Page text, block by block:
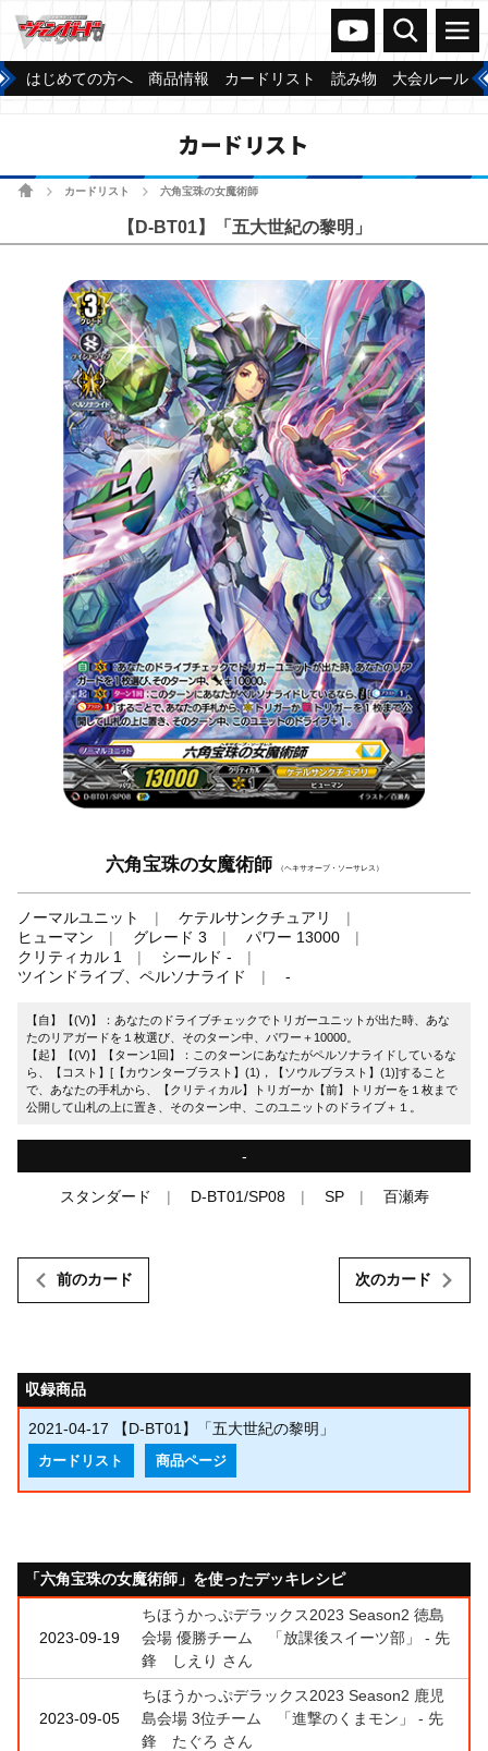
ヴァンガードch
検索 メニュー
はじめての方へ 商品情報 カードリスト 読み物 大会ルール
カードリスト
ホームカードリスト 六角宝珠の女魔術師
【D-BT01】「五大世紀の黎明」
六角宝珠の女魔術師 （ヘキサオーブ・ソーサレス）
ノーマルユニット
ケテルサンクチュアリ
ヒューマン
グレード 3
パワー 13000
クリティカル 1
シールド -
ツインドライブ、ペルソナライド
-
【自】【(V)】：あなたのドライブチェックでトリガーユニットが出た時、あな
たのリアガードを１枚選び、そのターン中、パワー＋10000。
【起】【(V)】【ターン1回】：このターンにあなたがペルソナライドしているな
ら、【コスト】[【カウンターブラスト】(1)，【ソウルブラスト】(1)]すること
で、あなたの手札から、【クリティカル】トリガーか【前】トリガーを１枚まで
公開して山札の上に置き、そのターン中、このユニットのドライブ＋１。
-
スタンダード D-BT01/SP08 SP 百瀬寿
前のカード 次のカード
収録商品
2021-04-17 【D-BT01】「五大世紀の黎明」
カードリスト 商品ページ
「六角宝珠の女魔術師」を使ったデッキレシピ
2023-09-19
ちほうかっぷデラックス2023 Season2 徳島
会場 優勝チーム 「放課後スイーツ部」 - 先
鋒 しえり さん
2023-09-05
ちほうかっぷデラックス2023 Season2 鹿児
島会場 3位チーム 「進撃のくまモン」 - 先
鋒 たぐろ さん